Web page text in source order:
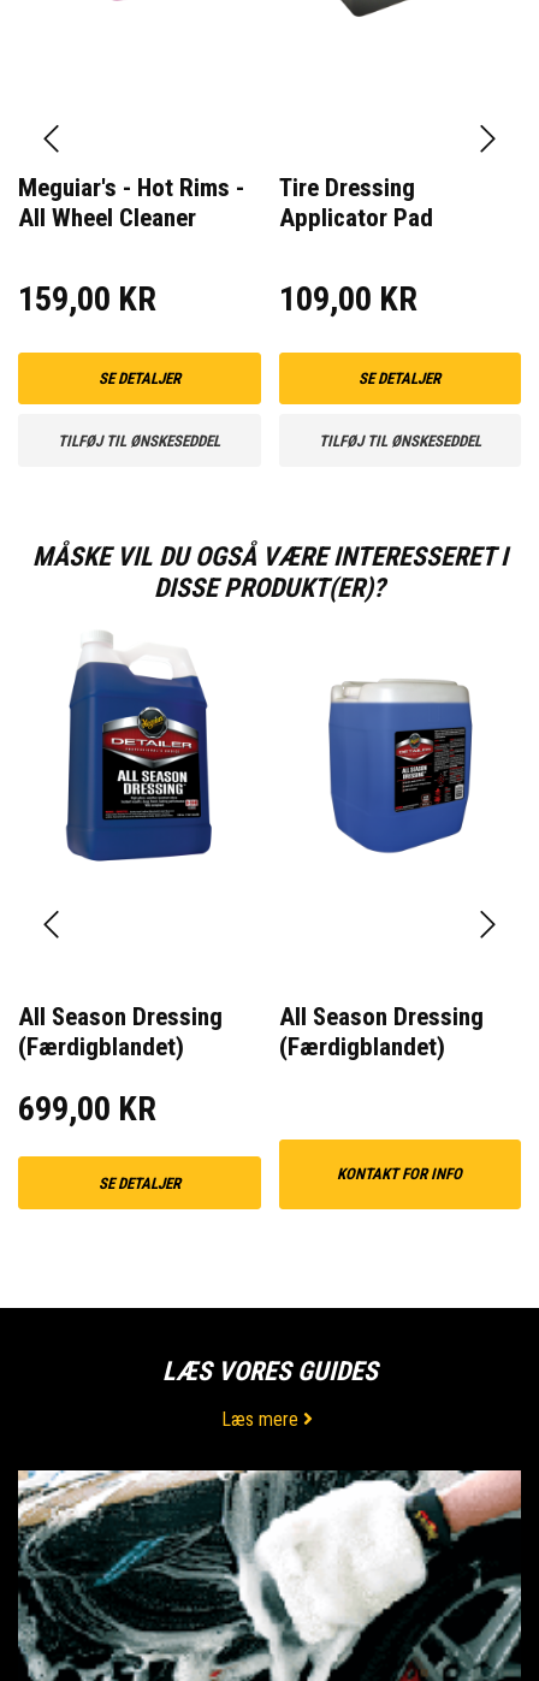
Meguiar's - Hot Rims -
All Wheel Cleaner
159,00 KR
SE DETALJER
TILFØJ TIL ØNSKESEDDEL
Tire Dressing
Applicator Pad
109,00 KR
SE DETALJER
TILFØJ TIL ØNSKESEDDEL
MÅSKE VIL DU OGSÅ VÆRE INTERESSERET I
DISSE PRODUKT(ER)?
All Season Dressing
(Færdigblandet)
699,00 KR
SE DETALJER
All Season Dressing
(Færdigblandet)
KONTAKT FOR INFO
LÆS VORES GUIDES
Læs mere